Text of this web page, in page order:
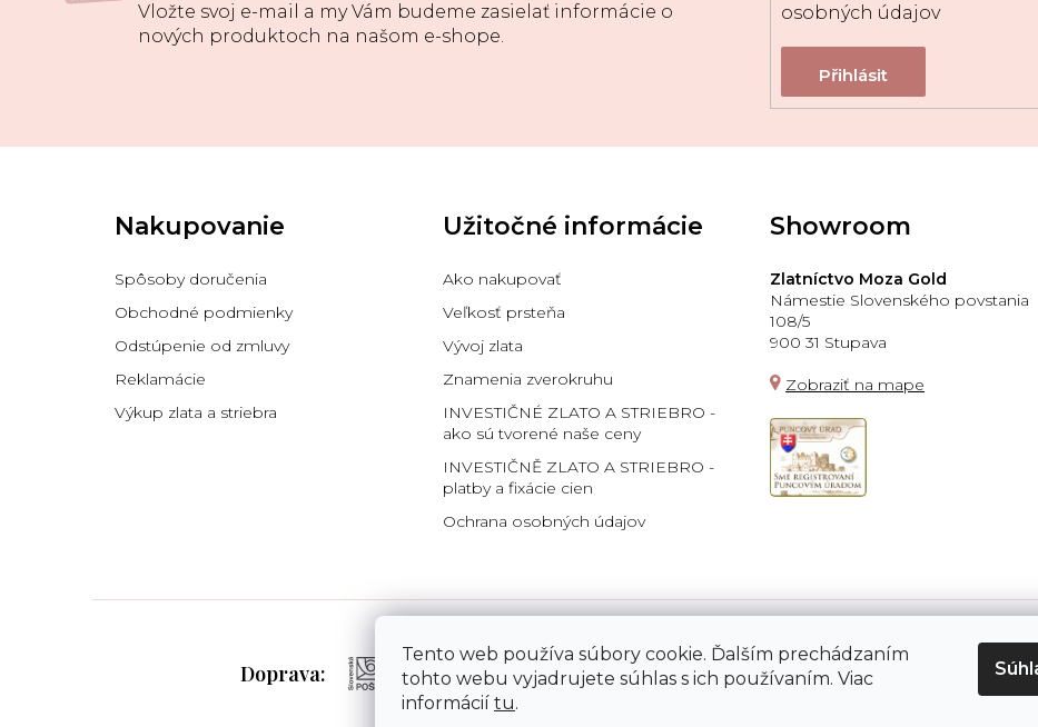
Tento web používa súbory cookie. Ďalším prechádzaním
tohto webu vyjadrujete súhlas s ich používaním. Viac
informácií tu.
Vložte svoj e-mail a my Vám budeme zasielať informácie o
nových produktoch na našom e-shope.
osobných údajov
Nakupovanie
Spôsoby doručenia
Obchodné podmienky
Odstúpenie od zmluvy
Reklamácie
Výkup zlata a striebra
Užitočné informácie
Ako nakupovať
Veľkosť prsteňa
Vývoj zlata
Znamenia zverokruhu
INVESTIČNÉ ZLATO A STRIEBRO -
ako sú tvorené naše ceny
INVESTIČNĚ ZLATO A STRIEBRO -
platby a fixácie cien
Ochrana osobných údajov
Showroom
Zlatníctvo Moza Gold
Námestie Slovenského povstania
108/5
900 31 Stupava
Zobraziť na mape
Doprava: